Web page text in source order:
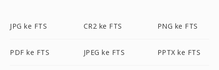
JPG ke FTS CR2 ke FTS PNG ke FTS
PDF ke FTS JPEG ke FTS PPTX ke FTS